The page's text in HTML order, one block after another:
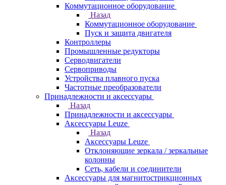
Коммутационное оборудование
Назад
Коммутационное оборудование
Пуск и защита двигателя
Контроллеры
Промышленные редукторы
Серводвигатели
Сервоприводы
Устройства плавного пуска
Частотные преобразователи
Принадлежности и аксессуары
Назад
Принадлежности и аксессуары
Аксессуары Leuze
Назад
Аксессуары Leuze
Отклоняющие зеркала / зеркальные
колонны
Сеть, кабели и соединители
Аксессуары для магнитострикционных